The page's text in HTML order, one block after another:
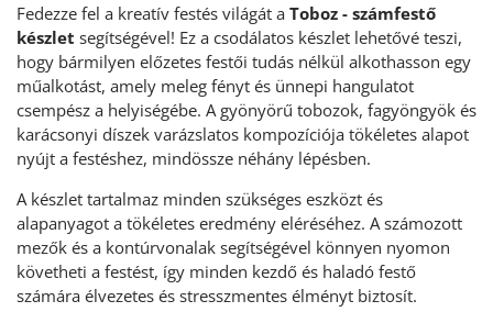
Fedezze fel a kreatív festés világát a Toboz - számfestő
készlet segítségével! Ez a csodálatos készlet lehetővé teszi,
hogy bármilyen előzetes festői tudás nélkül alkothasson egy
műalkotást, amely meleg fényt és ünnepi hangulatot
csempész a helyiségébe. A gyönyörű tobozok, fagyöngyök és
karácsonyi díszek varázslatos kompozíciója tökéletes alapot
nyújt a festéshez, mindössze néhány lépésben.
A készlet tartalmaz minden szükséges eszközt és
alapanyagot a tökéletes eredmény eléréséhez. A számozott
mezők és a kontúrvonalak segítségével könnyen nyomon
követheti a festést, így minden kezdő és haladó festő
számára élvezetes és stresszmentes élményt biztosít.